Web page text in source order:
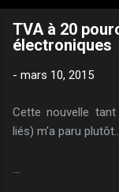
TVA à 20
électroniques
- mars 10, 2015
Cette nouvelle
liés) m'a paru plutôt...